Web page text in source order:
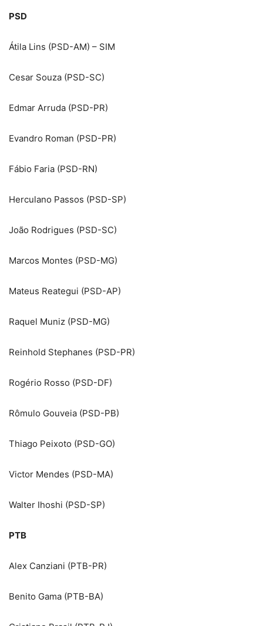
PSD
Átila Lins (PSD-AM) – SIM
Cesar Souza (PSD-SC)
Edmar Arruda (PSD-PR)
Evandro Roman (PSD-PR)
Fábio Faria (PSD-RN)
Herculano Passos (PSD-SP)
João Rodrigues (PSD-SC)
Marcos Montes (PSD-MG)
Mateus Reategui (PSD-AP)
Raquel Muniz (PSD-MG)
Reinhold Stephanes (PSD-PR)
Rogério Rosso (PSD-DF)
Rômulo Gouveia (PSD-PB)
Thiago Peixoto (PSD-GO)
Victor Mendes (PSD-MA)
Walter Ihoshi (PSD-SP)
PTB
Alex Canziani (PTB-PR)
Benito Gama (PTB-BA)